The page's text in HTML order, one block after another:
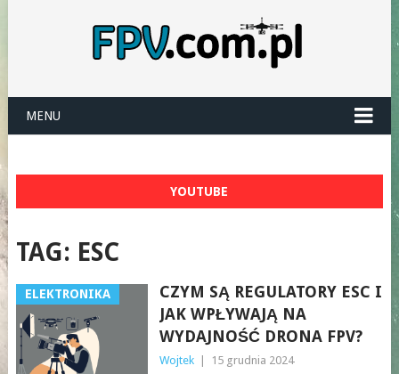
MENU
YOUTUBE
TAG: ESC
ELEKTRONIKA
CZYM SĄ REGULATORY ESC I
JAK WPŁYWAJĄ NA
WYDAJNOŚĆ DRONA FPV?
Wojtek 15 grudnia 2024